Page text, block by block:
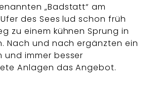
„Badstatt“ am
des Sees lud schon früh
zu einem kühnen Sprung in
Nach und nach ergänzten ein
und immer besser
Anlagen das Angebot.